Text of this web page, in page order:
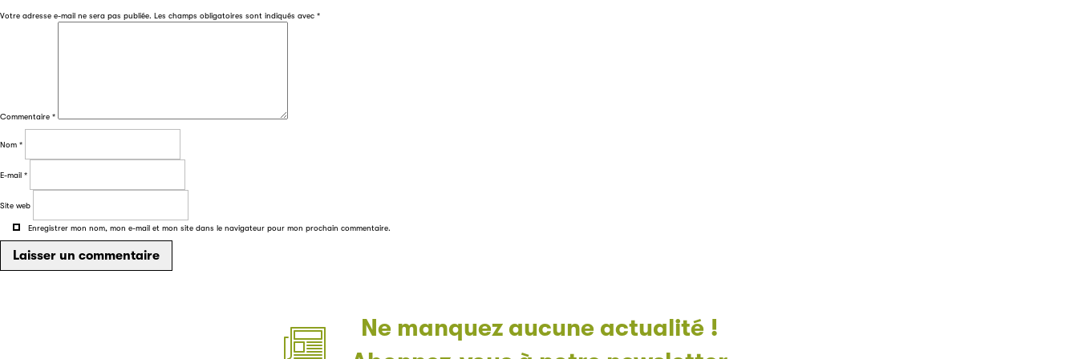
Votre adresse e-mail ne sera pas publiée. Les champs obligatoires sont indiqués avec *
Commentaire *
Nom *
E-mail *
Site web
Enregistrer mon nom, mon e-mail et mon site dans le navigateur pour mon prochain commentaire.
Ne manquez aucune actualité !